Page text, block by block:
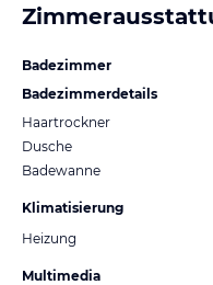
Badezimmer
Badezimmerdetails
Haartrockner
Dusche
Badewanne
Klimatisierung
Heizung
Multimedia